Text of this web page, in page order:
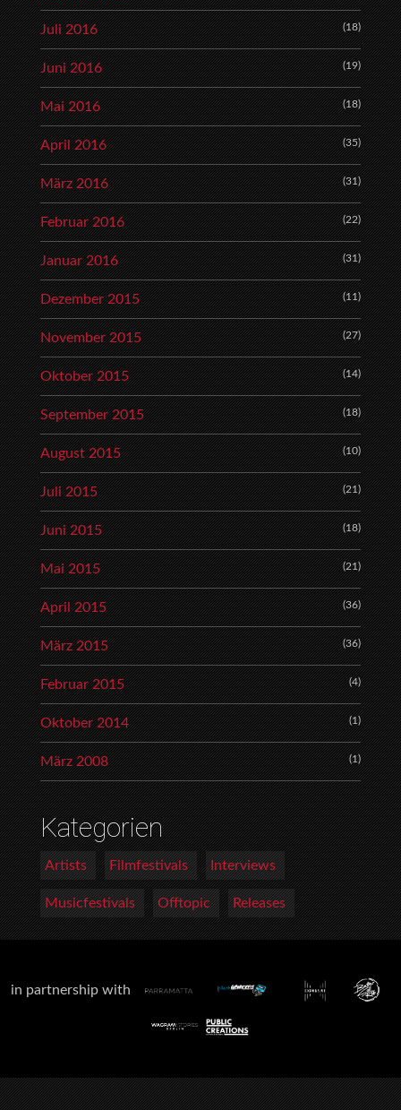
Juli 2016 (18)
Juni 2016 (19)
Mai 2016 (18)
April 2016 (35)
März 2016 (31)
Februar 2016 (22)
Januar 2016 (31)
Dezember 2015 (11)
November 2015 (27)
Oktober 2015 (14)
September 2015 (18)
August 2015 (10)
Juli 2015 (21)
Juni 2015 (18)
Mai 2015 (21)
April 2015 (36)
März 2015 (36)
Februar 2015 (4)
Oktober 2014 (1)
März 2008 (1)
Kategorien
Artists Filmfestivals Interviews
Musicfestivals Offtopic Releases
in partnership with